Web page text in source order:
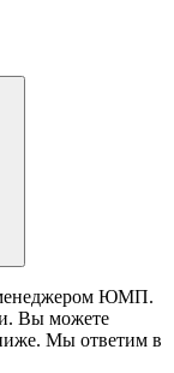
менеджером ЮМП.
Вы можете
Mы ответим в